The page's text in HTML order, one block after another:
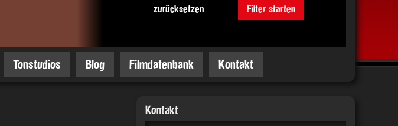
zurücksetzen Filter starten
Tonstudios Blog Filmdatenbank Kontakt
Kontakt